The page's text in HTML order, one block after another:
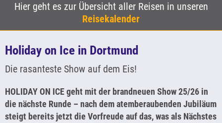
Hier geht es zur Übersicht aller Reisen in unseren
Reisekalender
Holiday on Ice in Dortmund
Die rasanteste Show auf dem Eis!
HOLIDAY ON ICE geht mit der brandneuen Show 25/26 in
die nächste Runde – nach dem atemberaubenden Jubiläum
steigt bereits jetzt die Vorfreude auf das, was als Nächstes